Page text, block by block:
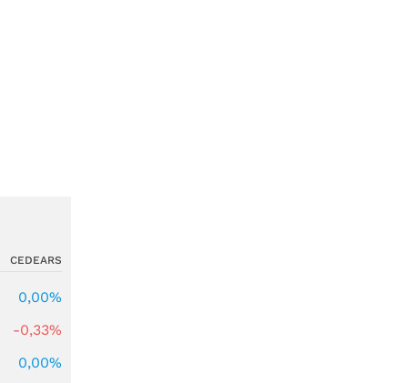
CEDEARS
0,00%
-0,33%
0,00%